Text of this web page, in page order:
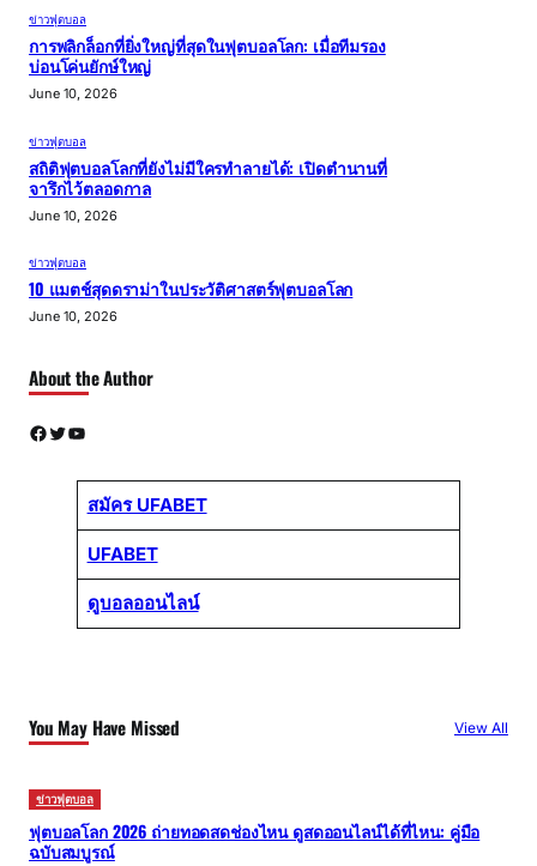
ข่าวฟุตบอล
การพลิกล็อกที่ยิ่งใหญ่ที่สุดในฟุตบอลโลก: เมื่อทีมรอง
บ่อนโค่นยักษ์ใหญ่
June 10, 2026
ข่าวฟุตบอล
สถิติฟุตบอลโลกที่ยังไม่มีใครทำลายได้: เปิดตำนานที่
จารึกไว้ตลอดกาล
June 10, 2026
ข่าวฟุตบอล
10 แมตช์สุดดราม่าในประวัติศาสตร์ฟุตบอลโลก
June 10, 2026
About the Author
Facebook Twitter YouTube
สมัคร UFABET
UFABET
ดูบอลออนไลน์
You May Have Missed View All
ข่าวฟุตบอล
ฟุตบอลโลก 2026 ถ่ายทอดสดช่องไหน ดูสดออนไลน์ได้ที่ไหน: คู่มือ
ฉบับสมบูรณ์